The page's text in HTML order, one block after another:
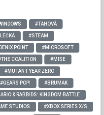
#TAHOVÁ
#STEAM
POINT #MICROSOFT
COALITION #MISE
#MUTANT YEAR ZERO
#GEARS POP! #BRUMAK
& RABBIDS: KINGDOM BATTLE
STUDIOS #XBOX SERIES X/S